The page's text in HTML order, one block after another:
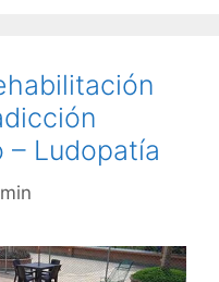
– Ludopatía